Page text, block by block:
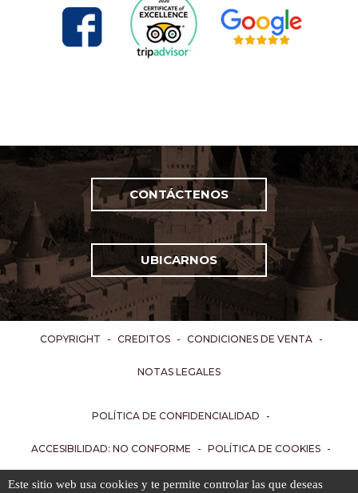
CONTÁCTENOS
UBICARNOS
COPYRIGHT - CREDITOS - CONDICIONES DE VENTA -
NOTAS LEGALES
POLÍTICA DE CONFIDENCIALIDAD -
ACCESIBILIDAD: NO CONFORME - POLÍTICA DE COOKIES -
GESTIÓN DE COOKIES - LISTA DE COOKIES
Este sitio web usa cookies y te permite controlar las que deseas